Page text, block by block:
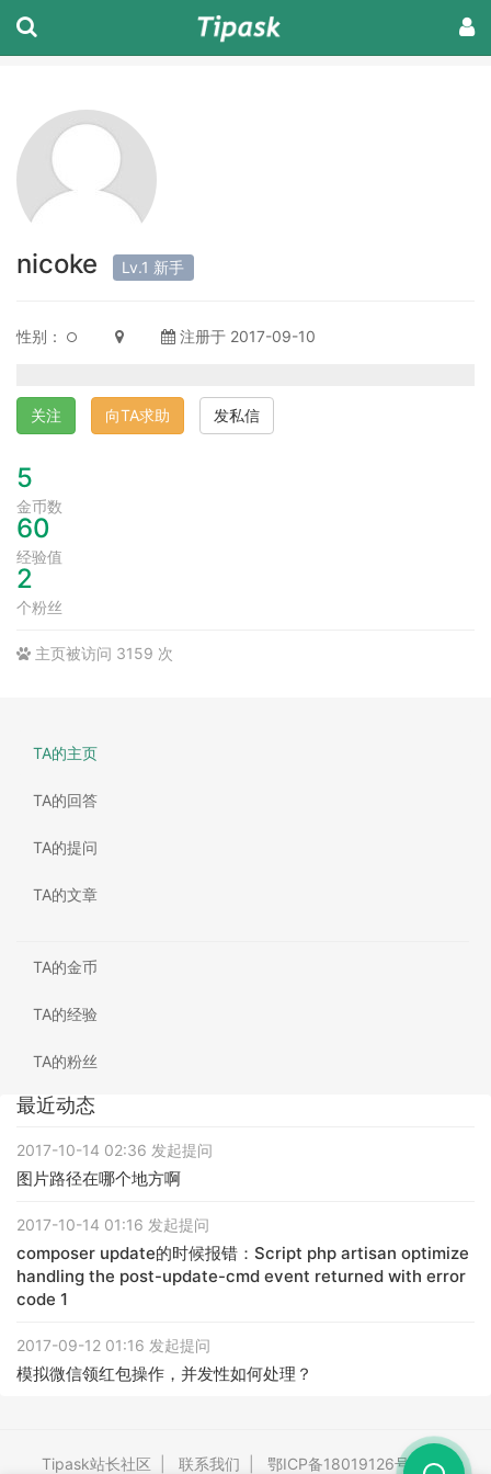
nicoke Lv.1 新手
性别： 注册于 2017-09-10
关注 向TA求助 发私信
5
金币数
60
经验值
2
个粉丝
主页被访问 3159 次
TA的主页
TA的回答
TA的提问
TA的文章
TA的金币
TA的经验
TA的粉丝
最近动态
2017-10-14 02:36 发起提问
图片路径在哪个地方啊
2017-10-14 01:16 发起提问
composer update的时候报错：Script php artisan optimize
handling the post-update-cmd event returned with error
code 1
2017-09-12 01:16 发起提问
模拟微信领红包操作，并发性如何处理？
Tipask站长社区 联系我们 鄂ICP备18019126号-3 |